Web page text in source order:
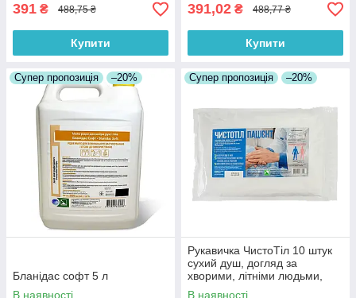
391 ₴ 488,75 ₴
Купити
391,02 ₴ 488,77 ₴
Купити
Супер пропозиція –20%
Бланідас софт 5 л
В наявності
Супер пропозиція –20%
Рукавичка ЧистоТіл 10 штук
сухий душ, догляд за
хворими, літніми людьми,
догляд за шкірою тіла, для
В наявності